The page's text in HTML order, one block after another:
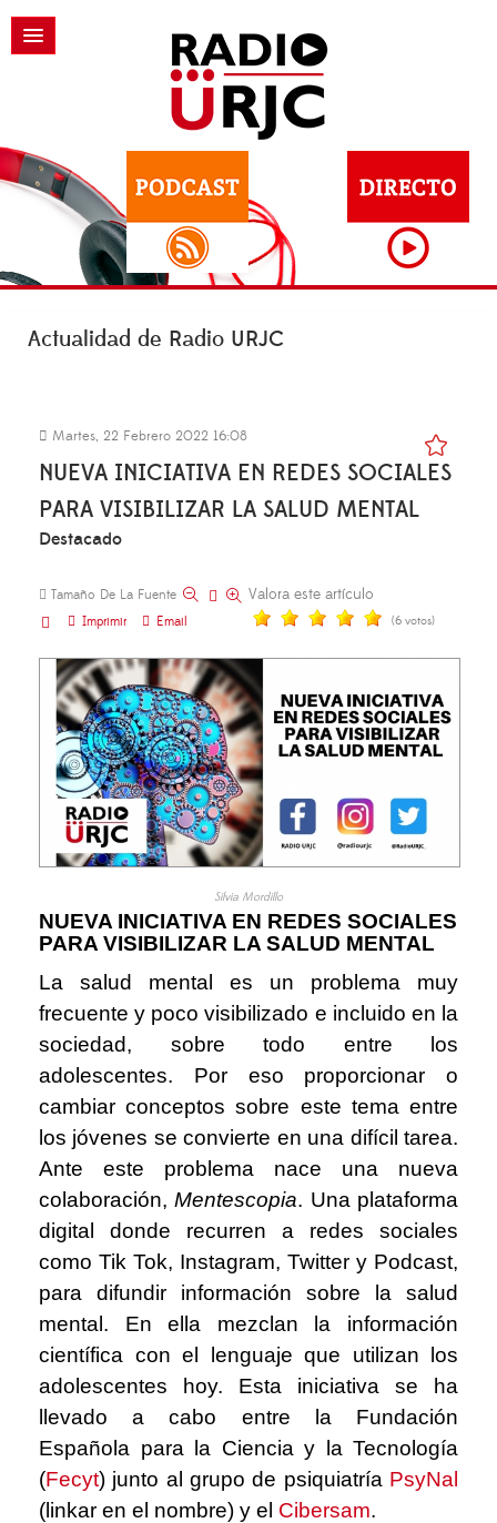
Actualidad de Radio URJC
Martes, 22 Febrero 2022 16:08
NUEVA INICIATIVA EN REDES SOCIALES
PARA VISIBILIZAR LA SALUD MENTAL
Destacado
Tamaño De La Fuente
Imprimir
Email
Valora este artículo
(6 votos)
Silvia Mordillo
NUEVA INICIATIVA EN REDES SOCIALES
PARA VISIBILIZAR LA SALUD MENTAL
La salud mental es un problema muy
frecuente y poco visibilizado e incluido en la
sociedad, sobre todo entre los
adolescentes. Por eso proporcionar o
cambiar conceptos sobre este tema entre
los jóvenes se convierte en una difícil tarea.
Ante este problema nace una nueva
colaboración,Mentescopia. Una plataforma
digital donde recurren a redes sociales
como Tik Tok, Instagram, Twitter y Podcast,
para difundir información sobre la salud
mental. En ella mezclan la información
científica con el lenguaje que utilizan los
adolescentes hoy. Esta iniciativa se ha
llevado a cabo entre la Fundación
Española para la Ciencia y la Tecnología
(Fecyt) junto al grupo de psiquiatría PsyNal
(linkar en el nombre) y el Cibersam.